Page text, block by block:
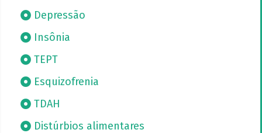
Depressão
Insônia
TEPT
Esquizofrenia
TDAH
Distúrbios alimentares